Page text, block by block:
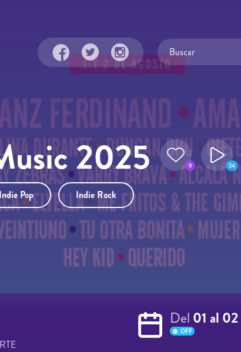
2025 9 24
Pop Indie Rock
Del 01 al 02
OFF